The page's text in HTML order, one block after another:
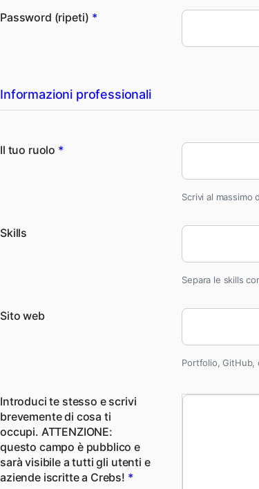
Password (ripeti) *
Informazioni professionali
Il tuo ruolo *
Scrivi al massimo
Skills
Separa le skills
Sito web
Portfolio, GitHub,
Introduci te stesso e scrivi
brevemente di cosa ti
occupi. ATTENZIONE:
questo campo è pubblico e
sarà visibile a tutti gli utenti e
aziende iscritte a Crebs! *